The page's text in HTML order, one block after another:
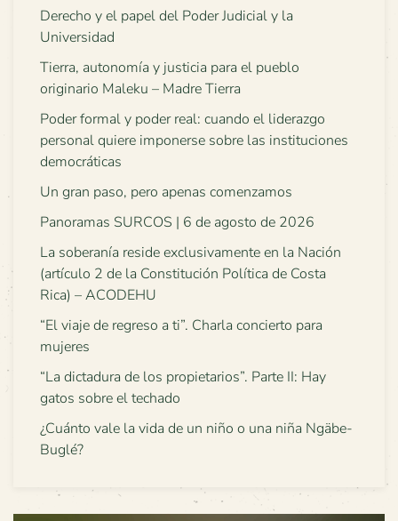
Derecho y el papel del Poder Judicial y la
Universidad
Tierra, autonomía y justicia para el pueblo
originario Maleku – Madre Tierra
Poder formal y poder real: cuando el liderazgo
personal quiere imponerse sobre las instituciones
democráticas
Un gran paso, pero apenas comenzamos
Panoramas SURCOS | 6 de agosto de 2026
La soberanía reside exclusivamente en la Nación
(artículo 2 de la Constitución Política de Costa
Rica) – ACODEHU
“El viaje de regreso a ti”. Charla concierto para
mujeres
“La dictadura de los propietarios”. Parte II: Hay
gatos sobre el techado
¿Cuánto vale la vida de un niño o una niña Ngäbe-
Buglé?